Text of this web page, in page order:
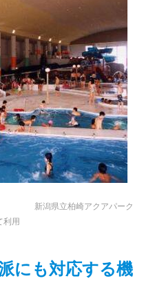
新潟県立柏崎アクアパーク
利用
にも対応する機